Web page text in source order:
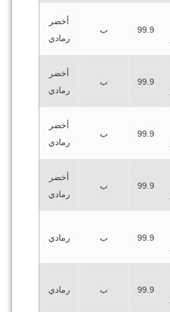
99.9 ب
أخضر
رمادي
99.9 ب
أخضر
رمادي
99.9 ب
أخضر
رمادي
99.9 ب
أخضر
رمادي
99.9 ب رمادي
99.9 ب رمادي